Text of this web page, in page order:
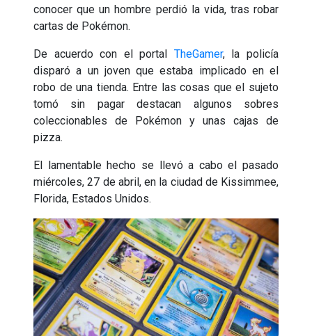
conocer que un hombre perdió la vida, tras robar
cartas de Pokémon.
De acuerdo con el portal TheGamer, la policía
disparó a un joven que estaba implicado en el
robo de una tienda. Entre las cosas que el sujeto
tomó sin pagar destacan algunos sobres
coleccionables de Pokémon y unas cajas de
pizza.
El lamentable hecho se llevó a cabo el pasado
miércoles, 27 de abril, en la ciudad de Kissimmee,
Florida, Estados Unidos.